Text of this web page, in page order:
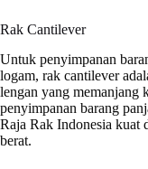
Rak Cantilever
Untuk penyimpanan
logam, rak cantilever
lengan yang memanjang
penyimpanan barang
Raja Rak Indonesia kuat
berat.